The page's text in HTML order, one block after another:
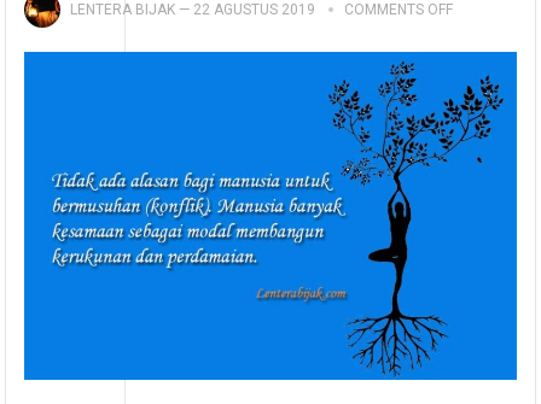
LENTERA BIJAK — 22 AGUSTUS 2019 COMMENTS OFF